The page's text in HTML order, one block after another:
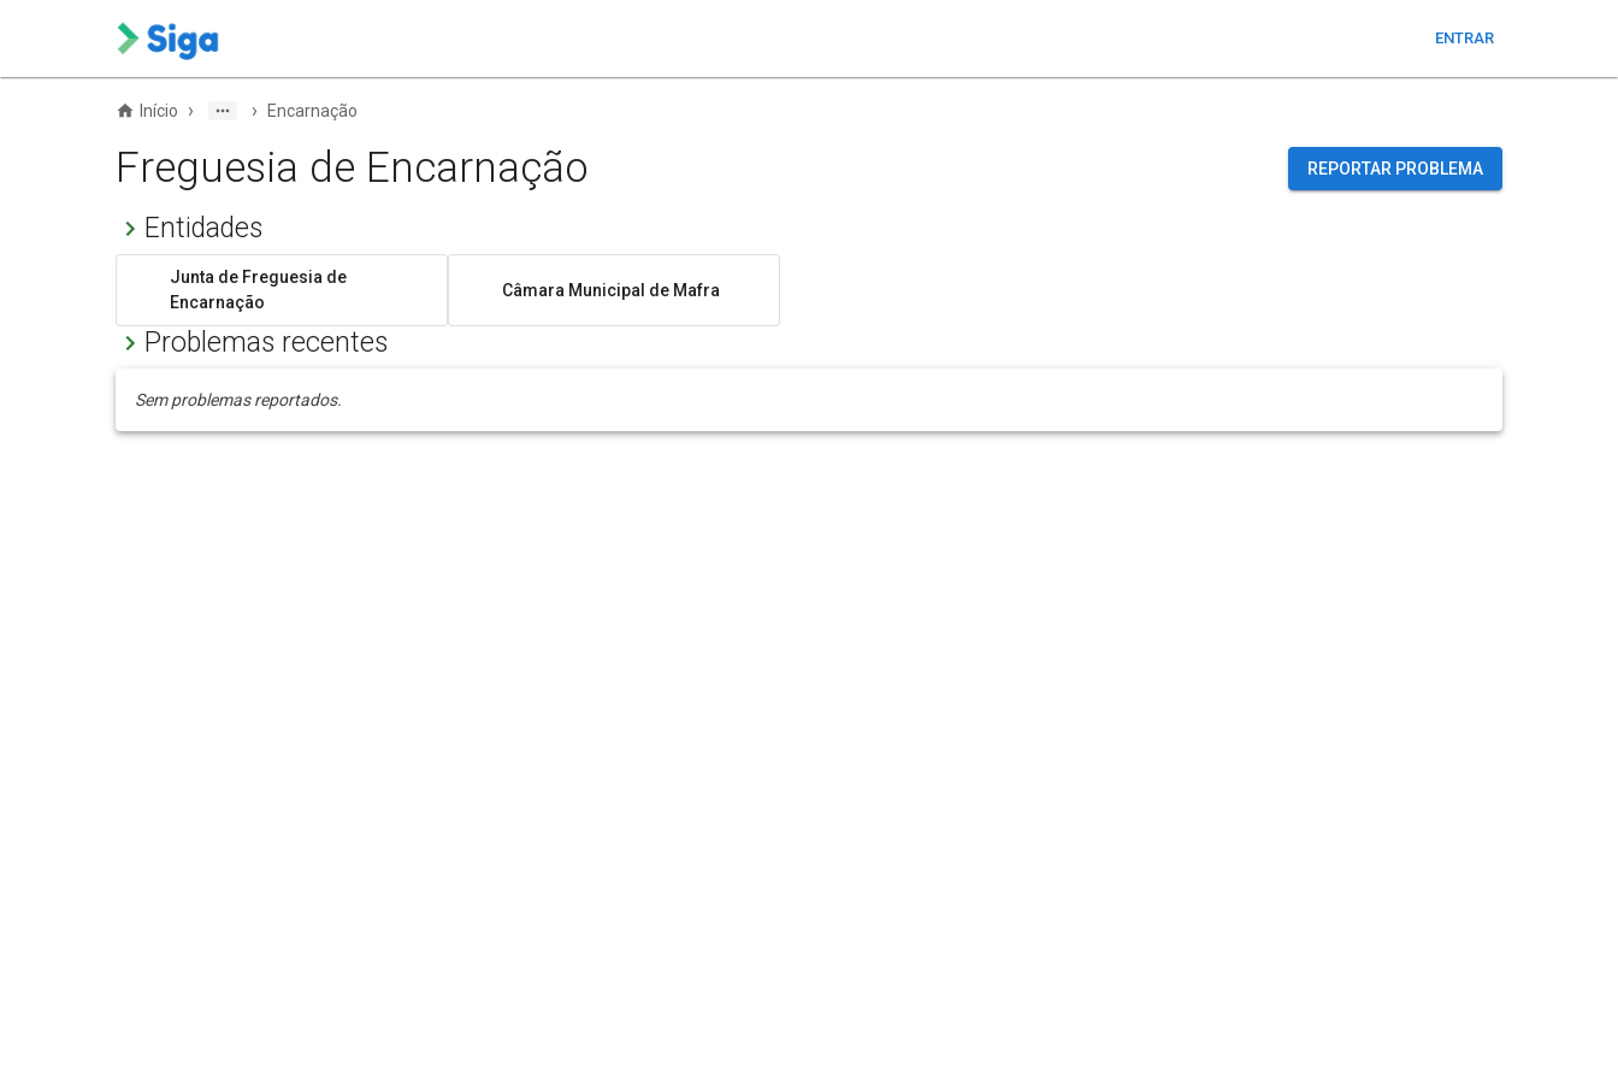
ENTRAR
Início › › Encarnação
Freguesia de Encarnação REPORTAR PROBLEMA
Entidades
Junta de Freguesia de
Encarnação
Câmara Municipal de Mafra
Problemas recentes
Sem problemas reportados.